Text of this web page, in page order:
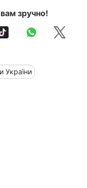
зручно!
України